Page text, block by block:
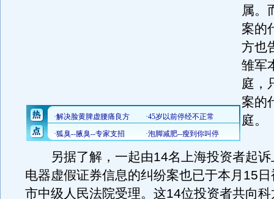
属。
案的
方也
雏军
庭，
案的
庭。
另据了解，一起由14名上海投资者起诉
电器虚假证券信息的纠纷案也已于本月15
市中级人民法院受理。这14位投资者共向